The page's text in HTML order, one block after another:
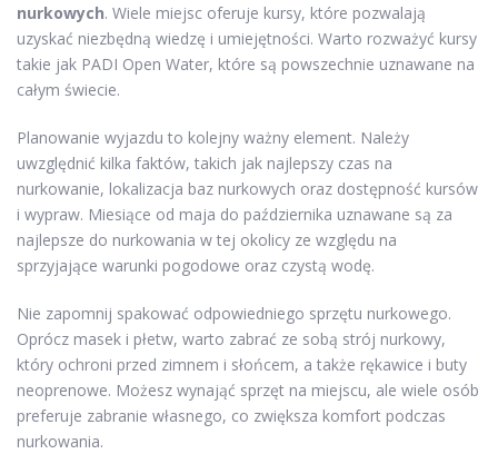
nurkowych. Wiele miejsc oferuje kursy, które pozwalają
uzyskać niezbędną wiedzę i umiejętności. Warto rozważyć kursy
takie jak PADI Open Water, które są powszechnie uznawane na
całym świecie.
Planowanie wyjazdu to kolejny ważny element. Należy
uwzględnić kilka faktów, takich jak najlepszy czas na
nurkowanie, lokalizacja baz nurkowych oraz dostępność kursów
i wypraw. Miesiące od maja do października uznawane są za
najlepsze do nurkowania w tej okolicy ze względu na
sprzyjające warunki pogodowe oraz czystą wodę.
Nie zapomnij spakować odpowiedniego sprzętu nurkowego.
Oprócz masek i płetw, warto zabrać ze sobą strój nurkowy,
który ochroni przed zimnem i słońcem, a także rękawice i buty
neoprenowe. Możesz wynająć sprzęt na miejscu, ale wiele osób
preferuje zabranie własnego, co zwiększa komfort podczas
nurkowania.